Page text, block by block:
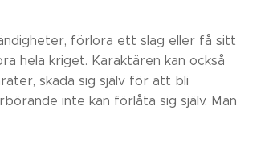
förlora ett slag eller få sitt
hela kriget. Karaktären kan också
skada sig själv för att bli
inte kan förlåta sig själv. Man